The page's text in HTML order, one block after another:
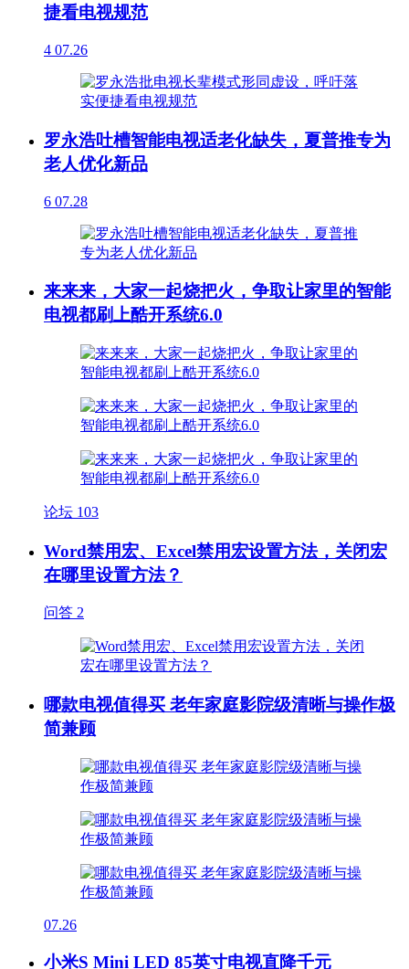
捷看电视规范
4 07.26
罗永浩吐槽智能电视适老化缺失，夏普推专为
老人优化新品
6 07.28
来来来，大家一起烧把火，争取让家里的智能
电视都刷上酷开系统6.0
论坛 103
Word禁用宏、Excel禁用宏设置方法，关闭宏
在哪里设置方法？
问答 2
哪款电视值得买 老年家庭影院级清晰与操作极
简兼顾
07.26
小米S Mini LED 85英寸电视直降千元